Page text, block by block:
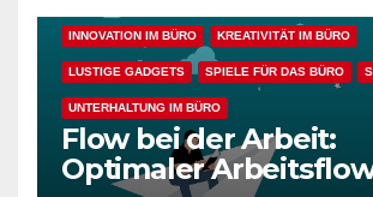
INNOVATION IM BÜRO KREATIVITÄT IM BÜRO
LUSTIGE GADGETS SPIELE FÜR DAS BÜRO
UNTERHALTUNG IM BÜRO
Flow bei der Arbeit:
Optimaler